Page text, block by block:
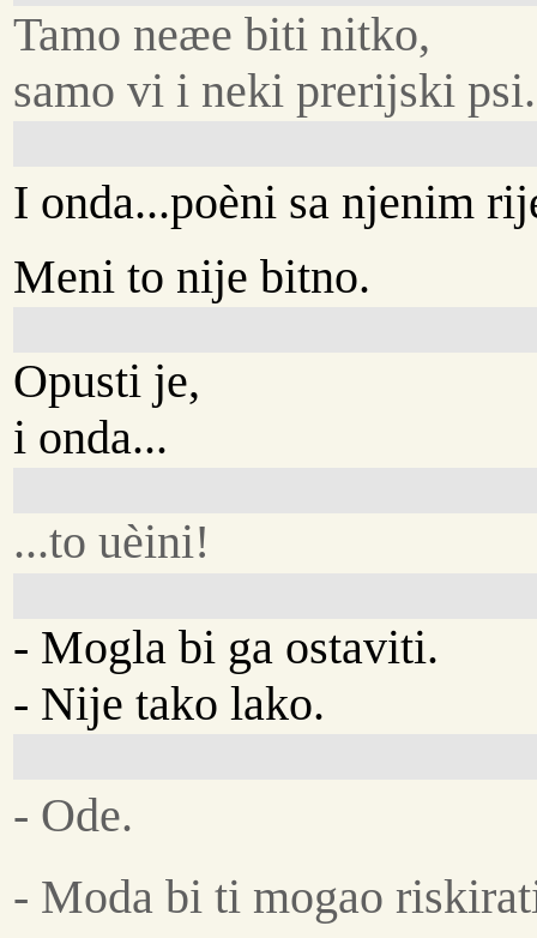
Tamo neæe biti nitko,
samo vi i neki prerijski psi.
I onda...poèni sa njenim
Meni to nije bitno.
Opusti je,
i onda...
...to uèini!
- Mogla bi ga ostaviti.
- Nije tako lako.
- Ode.
- Moda bi ti mogao